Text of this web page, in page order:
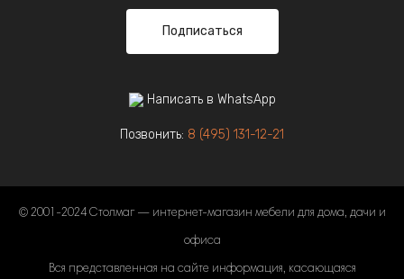
Подписаться
Написать в WhatsApp
Позвонить: 8 (495) 131-12-21
© 2001-2024 Столмаг — интернет-магазин мебели для дома, дачи и
офиса
Вся представленная на сайте информация, касающаяся